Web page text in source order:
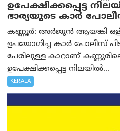
ഉപേക്ഷിക്കപ്പെട്ട
ഭാര്യയുടെ കാര്‍
കണ്ണൂർ: അർജുൻ ആയങ്കി
ഉപയോഗിച്ച കാർ പോലീസ്
പേരിലുള്ള കാറാണ്
ഉപേക്ഷിക്കപ്പെട്ട നിലയിൽ...
KERALA